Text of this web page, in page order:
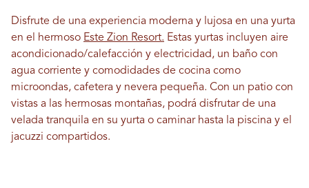
Disfrute de una experiencia moderna y lujosa en una yurta
en el hermoso Este Zion Resort. Estas yurtas incluyen aire
acondicionado/calefacción y electricidad, un baño con
agua corriente y comodidades de cocina como
microondas, cafetera y nevera pequeña. Con un patio con
vistas a las hermosas montañas, podrá disfrutar de una
velada tranquila en su yurta o caminar hasta la piscina y el
jacuzzi compartidos.